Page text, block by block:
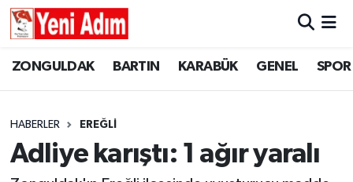
ZONGULDAK BARTIN KARABÜK GENEL SPOR
HABERLER EREĞLİ
Adliye karıştı: 1 ağır yaralı
ZONGULDAK
ASAYİŞ
GÜNCEL
ZONGULDAK
KARABÜK
GENEL
Zonguldak Hava Durumu
Süper Lig Puan Durumu ve Fikstür
Tüm Manşetler